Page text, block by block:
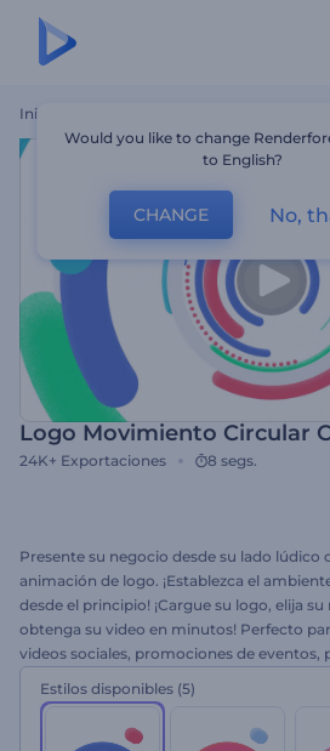
Inicio
Logo Movimiento Circular
24K+ Exportaciones 8 segs.
Presente su negocio desde su lado lúdico
animación de logo. ¡Establezca el
desde el principio! ¡Cargue su logo, elija
obtenga su video en minutos! Perfecto
videos sociales, promociones de eventos,
movimiento giratorio de formas vibrantes
logo Movimiento Circular Colorido ahora
Estilos disponibles (5)
Would you like to change
to English?
CHANGE No,